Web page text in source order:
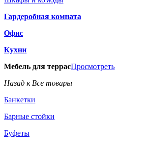
Гардеробная комната
Офис
Кухни
Мебель для террасПросмотреть
Назад к Все товары
Банкетки
Барные стойки
Буфеты